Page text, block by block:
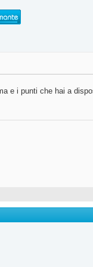
e i punti che hai a